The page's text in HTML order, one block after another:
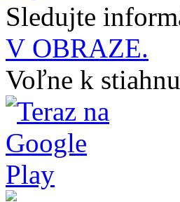
Sledujte
V OBRAZE.
Voľne k